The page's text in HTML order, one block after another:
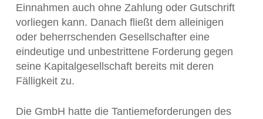
Einnahmen auch ohne Zahlung oder Gutschrift
vorliegen kann. Danach fließt dem alleinigen
oder beherrschenden Gesellschafter eine
eindeutige und unbestrittene Forderung gegen
seine Kapitalgesellschaft bereits mit deren
Fälligkeit zu.
Die GmbH hatte die Tantiemeforderungen des